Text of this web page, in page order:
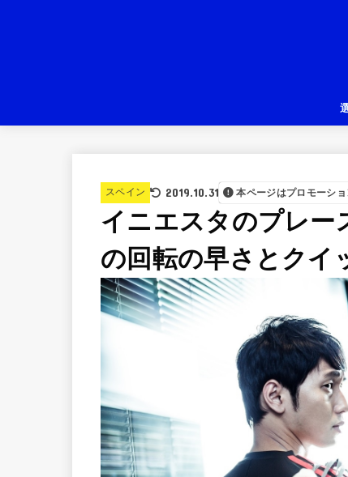
スペイン 2019.10.31 本ページはプロモーシ
イニエスタのプレー
の回転の早さとクイ